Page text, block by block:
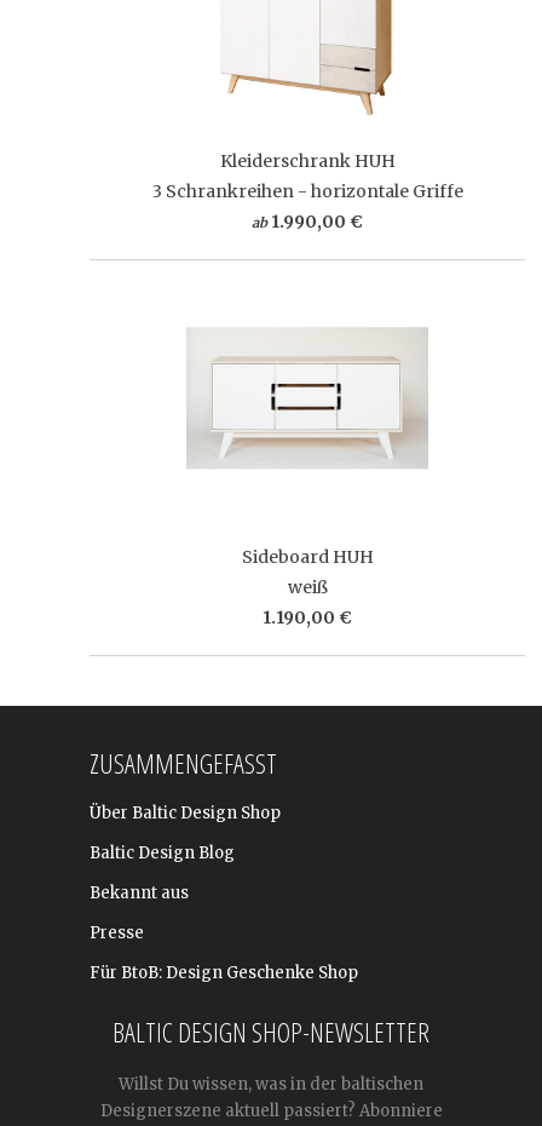
Kleiderschrank HUH
3 Schrankreihen - horizontale Griffe
ab 1.990,00 €
Sideboard HUH
weiß
1.190,00 €
ZUSAMMENGEFASST
Über Baltic Design Shop
Baltic Design Blog
Bekannt aus
Presse
Für BtoB: Design Geschenke Shop
BALTIC DESIGN SHOP-NEWSLETTER
Willst Du wissen, was in der baltischen
Designerszene aktuell passiert? Abonniere